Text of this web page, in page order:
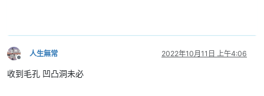
離線
人生無常 2022年10月11日 上午4:06
收到毛孔 凹凸洞未必